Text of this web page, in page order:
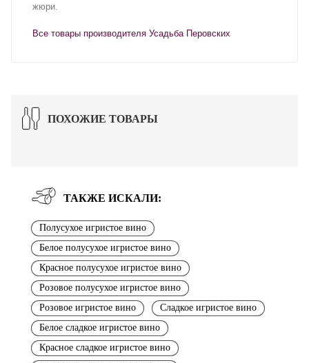
жюри.
Все товары производителя Усадьба Перовских
ПОХОЖИЕ ТОВАРЫ
ТАКЖЕ ИСКАЛИ:
Полусухое игристое вино
Белое полусухое игристое вино
Красное полусухое игристое вино
Розовое полусухое игристое вино
Розовое игристое вино
Сладкое игристое вино
Белое сладкое игристое вино
Красное сладкое игристое вино